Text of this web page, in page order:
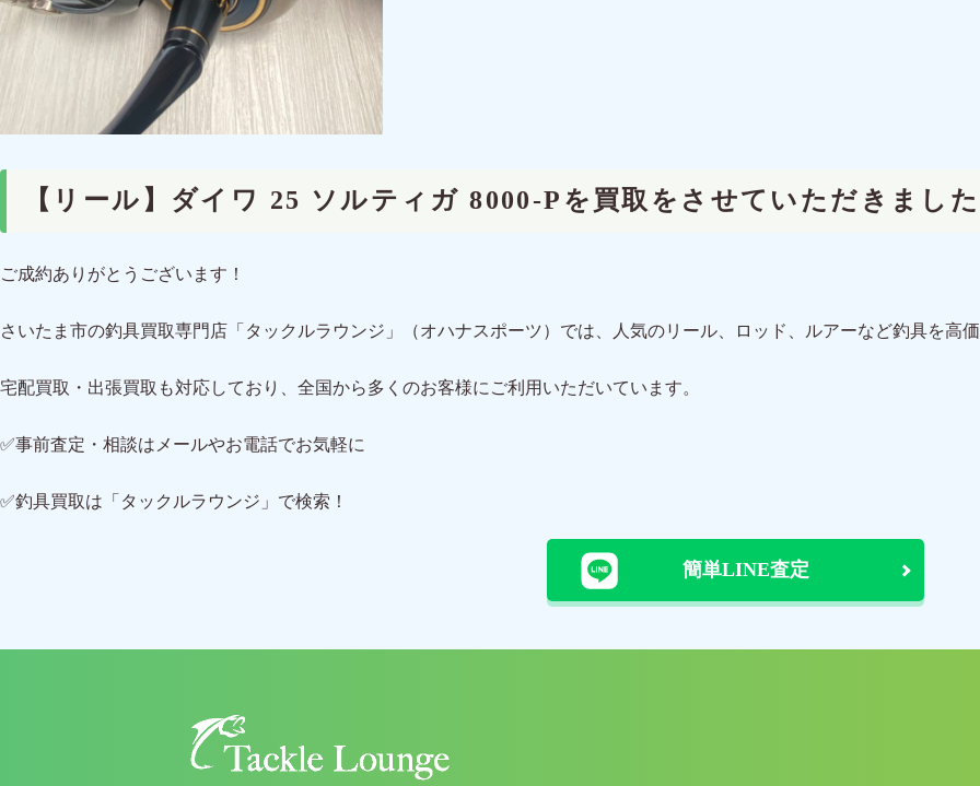
【リール】ダイワ 25 ソルティガ 8000-Pを買取をさせていただきまし
ご成約ありがとうございます！
さいたま市の釣具買取専門店「タックルラウンジ」（オハナスポーツ）では、人気のリール、ロッド、ルアーなど釣具を高
宅配買取・出張買取も対応しており、全国から多くのお客様にご利用いただいています。
✅事前査定・相談はメールやお電話でお気軽に
✅釣具買取は「タックルラウンジ」で検索！
簡単LINE査定